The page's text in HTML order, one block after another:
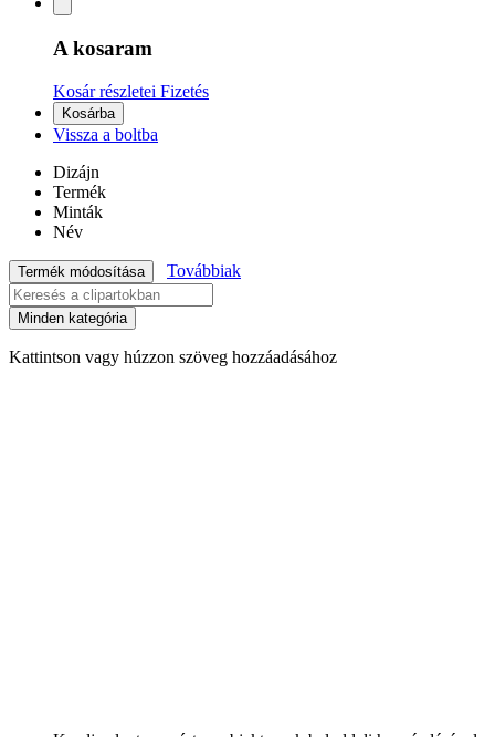
A kosaram
Kosár részletei Fizetés
Kosárba
Vissza a boltba
Dizájn
Termék
Minták
Név
Termék módosítása Továbbiak
Minden kategória
Kattintson vagy húzzon szöveg hozzáadásához